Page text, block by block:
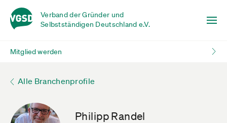
Verband der Gründer und
Selbstständigen Deutschland e.V.
Mitglied werden
Alle Branchenprofile
Philipp Randel